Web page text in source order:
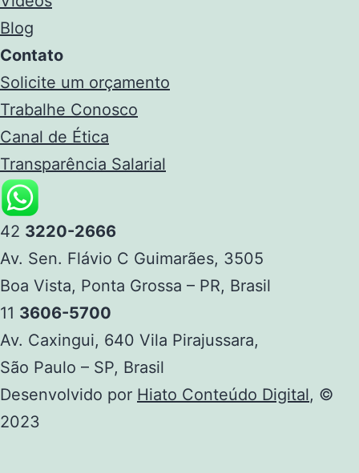
Blog
Contato
Solicite um orçamento
Trabalhe Conosco
Canal de Ética
Transparência Salarial
42 3220-2666
Av. Sen. Flávio C Guimarães, 3505
Boa Vista, Ponta Grossa – PR, Brasil
11 3606-5700
Av. Caxingui, 640 Vila Pirajussara,
São Paulo – SP, Brasil
Desenvolvido por Hiato Conteúdo Digital, ©
2023